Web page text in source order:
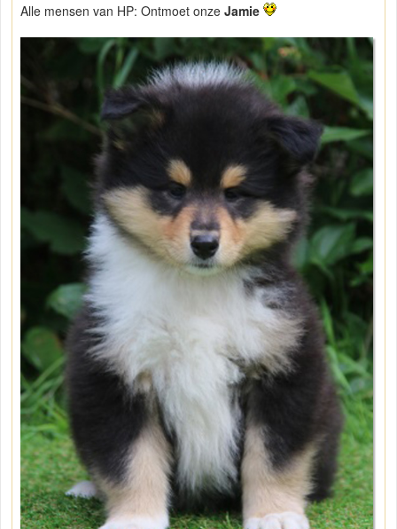
Alle mensen van HP: Ontmoet onze Jamie